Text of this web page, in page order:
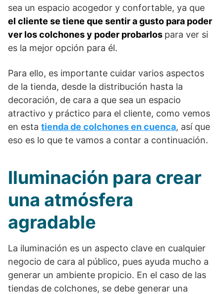
sea un espacio acogedor y confortable, ya que
el cliente se tiene que sentir a gusto para poder
ver los colchones y poder probarlos para ver si
es la mejor opción para él.
Para ello, es importante cuidar varios aspectos
de la tienda, desde la distribución hasta la
decoración, de cara a que sea un espacio
atractivo y práctico para el cliente, como vemos
en esta tienda de colchones en cuenca, así que
eso es lo que te vamos a contar a continuación.
Iluminación para crear
una atmósfera
agradable
La iluminación es un aspecto clave en cualquier
negocio de cara al público, pues ayuda mucho a
generar un ambiente propicio. En el caso de las
tiendas de colchones, se debe generar una